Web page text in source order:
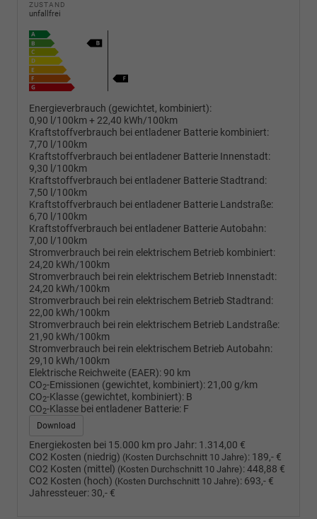
ZUSTAND
unfallfrei
Energieverbrauch (gewichtet, kombiniert):
0,90 l/100km + 22,40 kWh/100km
Kraftstoffverbrauch bei entladener Batterie kombiniert:
7,70 l/100km
Kraftstoffverbrauch bei entladener Batterie Innenstadt:
9,30 l/100km
Kraftstoffverbrauch bei entladener Batterie Stadtrand:
7,50 l/100km
Kraftstoffverbrauch bei entladener Batterie Landstraße:
6,70 l/100km
Kraftstoffverbrauch bei entladener Batterie Autobahn:
7,00 l/100km
Stromverbrauch bei rein elektrischem Betrieb kombiniert:
24,20 kWh/100km
Stromverbrauch bei rein elektrischem Betrieb Innenstadt:
24,20 kWh/100km
Stromverbrauch bei rein elektrischem Betrieb Stadtrand:
22,00 kWh/100km
Stromverbrauch bei rein elektrischem Betrieb Landstraße:
21,90 kWh/100km
Stromverbrauch bei rein elektrischem Betrieb Autobahn:
29,10 kWh/100km
Elektrische Reichweite (EAER): 90 km
CO2-Emissionen (gewichtet, kombiniert): 21,00 g/km
CO2-Klasse (gewichtet, kombiniert): B
CO2-Klasse bei entladener Batterie: F
Download
Energiekosten bei 15.000 km pro Jahr: 1.314,00 €
CO2 Kosten (niedrig) (Kosten Durchschnitt 10 Jahre): 189,- €
CO2 Kosten (mittel) (Kosten Durchschnitt 10 Jahre):448,88 €
CO2 Kosten (hoch) (Kosten Durchschnitt 10 Jahre): 693,- €
Jahressteuer: 30,- €